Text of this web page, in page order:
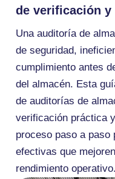
de verificación y
Una auditoría de
de seguridad,
cumplimiento antes
del almacén. Esta
de auditorías de
verificación práctica
proceso paso a paso
efectivas que
rendimiento operativo.